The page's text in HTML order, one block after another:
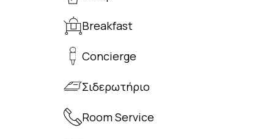
Breakfast
Concierge
Σιδερωτήριο
Room Service